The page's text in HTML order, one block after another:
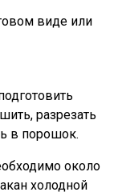
виде или
разрезать
в порошок.
около
холодной